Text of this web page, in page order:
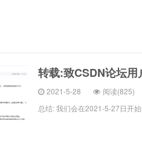
转载:致CSDN论坛用
2021-5-28 阅读(825)
总结: 我们会在2021-5-27日开